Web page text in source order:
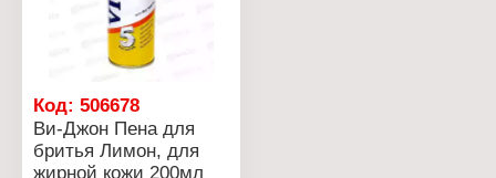
Код: 506678
Ви-Джон Пена для
бритья Лимон, для
жирной кожи 200мл